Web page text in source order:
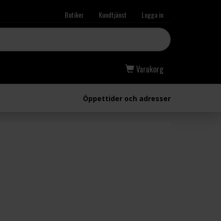
Butiker Kundtjänst Logga in
Varukorg
Öppettider och adresser